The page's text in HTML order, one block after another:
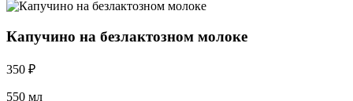
Капучино на безлактозном молоке
350 ₽
550 мл